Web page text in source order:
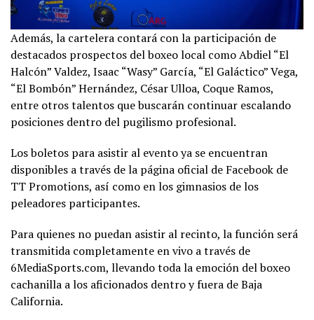
Además, la cartelera contará con la participación de
destacados prospectos del boxeo local como Abdiel “El
Halcón” Valdez, Isaac “Wasy” García, “El Galáctico” Vega,
“El Bombón” Hernández, César Ulloa, Coque Ramos,
entre otros talentos que buscarán continuar escalando
posiciones dentro del pugilismo profesional.
Los boletos para asistir al evento ya se encuentran
disponibles a través de la página oficial de Facebook de
TT Promotions, así como en los gimnasios de los
peleadores participantes.
Para quienes no puedan asistir al recinto, la función será
transmitida completamente en vivo a través de
6MediaSports.com, llevando toda la emoción del boxeo
cachanilla a los aficionados dentro y fuera de Baja
California.